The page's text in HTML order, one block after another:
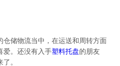
仓储物流当中，在运送和周转方面
爱。还没有入手塑料托盘的朋友
。